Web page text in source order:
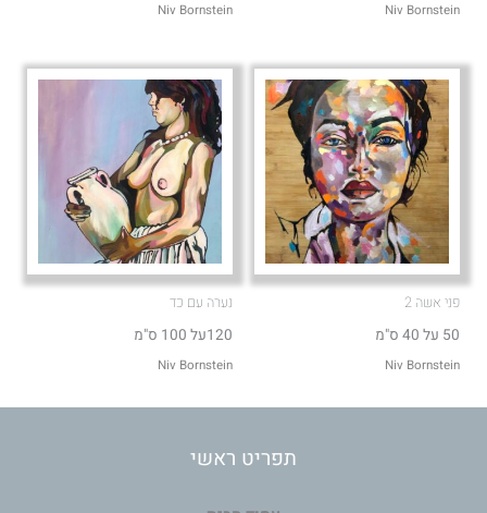
Niv Bornstein
Niv Bornstein
פני אשה 2
50 על 40 ס"מ
Niv Bornstein
נערה עם כד
120על 100 ס"מ
Niv Bornstein
תפריט ראשי